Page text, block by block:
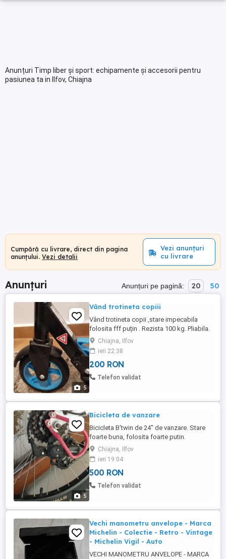
Anunțuri Timp liber și sport: echipamente și accesorii pentru
pasiunea ta in Ilfov, Chiajna
Cumpără cu livrare, direct din pagina
anunțului. Vezi detalii
Vezi anunțuri
cu livrare
Anunțuri Anunțuri pe pagină: 20 50
5
Vând trotineta copiii
Vând trotineta copii ,stare impecabila
folosita fff puțin . Rezista 100 kg. Pliabila.
Chiajna, Ilfov
ieri 22:38
200 RON
Telefon validat
5
Bicicleta de vanzare
Bicicleta B'twin de 24" de vanzare. Stare
foarte buna, folosita foarte putin.
Chiajna, Ilfov
ieri 19:04
500 RON
Telefon validat
Vechi manometru anvelope - Marca
Michelin - Colectie - Retro - Vintage
- Michelin Vigil - Auto
VECHI MANOMETRU ANVELOPE - MARCA